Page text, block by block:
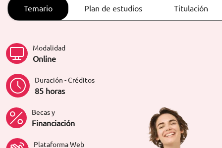
ORIENTACIÓN LABORAL
Temario Plan de estudios Titulación
Modalidad
Online
Duración - Créditos
85 horas
Becas y
Financiación
Plataforma Web